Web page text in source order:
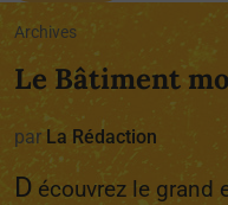
Archives
Le Bâtiment
par La Rédaction
D écouvrez le grand